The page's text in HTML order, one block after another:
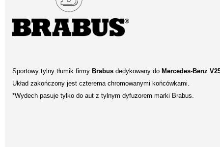
Sportowy tylny tłumik firmy Brabus dedykowany do Mercedes-Benz
Układ zakończony jest czterema chromowanymi końcówkami.
*Wydech pasuje tylko do aut z tylnym dyfuzorem marki Brabus.